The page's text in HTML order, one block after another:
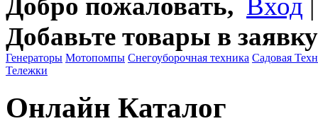
Добро пожаловать, Вход
Добавьте товары в заявку
Генераторы Мотопомпы Снегоуборочная техника Садовая
Тележки
Онлайн Каталог